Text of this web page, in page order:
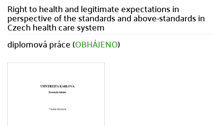
Right to health and legitimate expectations in
perspective of the standards and above-standards in
Czech health care system
diplomová práce (OBHÁJENO)